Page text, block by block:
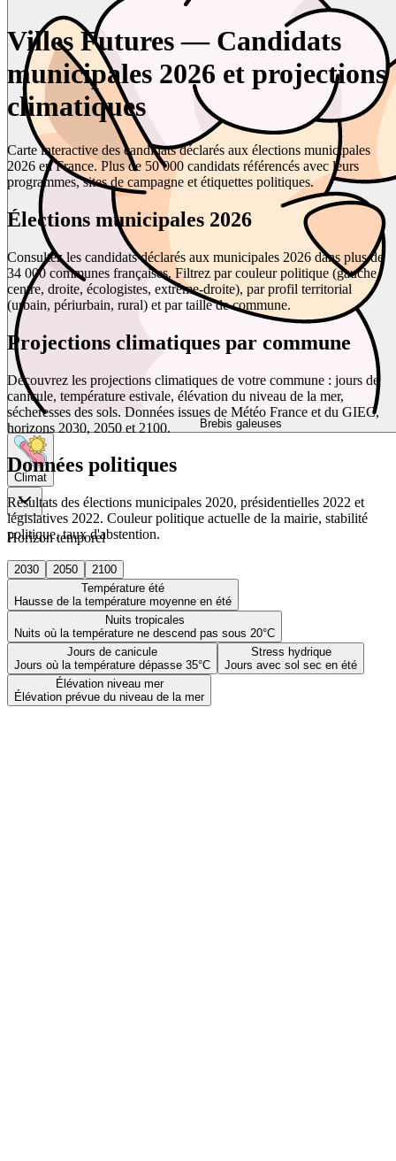
Brebis galeuses
Climat
Horizon temporel
2030 2050
2100
Température été
Hausse de la température moyenne en été
Nuits tropicales
Nuits où la température ne descend pas sous 20°C
Jours de canicule
Jours où la température dépasse 35°C
Stress hydrique
Jours avec sol sec en été
Élévation niveau mer
Élévation prévue du niveau de la mer
Villes Futures — Candidats
municipales 2026 et projections
climatiques
Carte interactive des candidats déclarés aux élections municipales
2026 en France. Plus de 50 000 candidats référencés avec leurs
programmes, sites de campagne et étiquettes politiques.
Élections municipales 2026
Consultez les candidats déclarés aux municipales 2026 dans plus de
34 000 communes françaises. Filtrez par couleur politique (gauche,
centre, droite, écologistes, extrême-droite), par profil territorial
(urbain, périurbain, rural) et par taille de commune.
Projections climatiques par commune
Découvrez les projections climatiques de votre commune : jours de
canicule, température estivale, élévation du niveau de la mer,
sécheresses des sols. Données issues de Météo France et du GIEC,
horizons 2030, 2050 et 2100.
Données politiques
Résultats des élections municipales 2020, présidentielles 2022 et
législatives 2022. Couleur politique actuelle de la mairie, stabilité
politique, taux d'abstention.